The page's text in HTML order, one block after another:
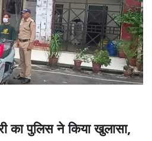
का पुलिस ने किया खुलासा,